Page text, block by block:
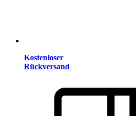
Kostenloser
Rückversand